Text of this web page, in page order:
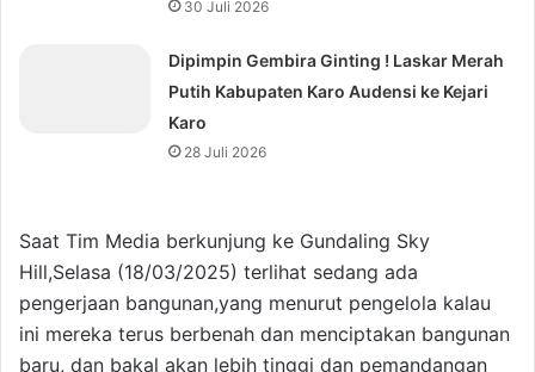
30 Juli 2026
Dipimpin Gembira Ginting ! Laskar Merah
Putih Kabupaten Karo Audensi ke Kejari
Karo
28 Juli 2026
Saat Tim Media berkunjung ke Gundaling Sky
Hill,Selasa (18/03/2025) terlihat sedang ada
pengerjaan bangunan,yang menurut pengelola kalau
ini mereka terus berbenah dan menciptakan bangunan
baru, dan bakal akan lebih tinggi dan pemandangan